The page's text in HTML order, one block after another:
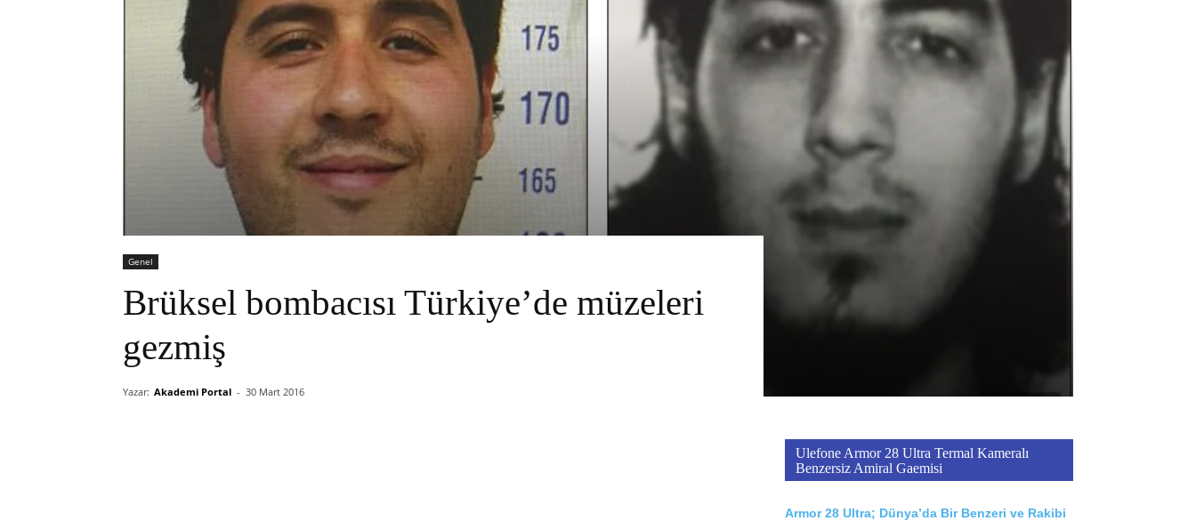
Genel
Brüksel bombacısı Türkiye’de müzeleri
gezmiş
Yazar: Akademi Portal - 30 Mart 2016
Ulefone Armor 28 Ultra Termal Kameralı
Benzersiz Amiral Gaemisi
Armor 28 Ultra; Dünya’da Bir Benzeri ve Rakibi